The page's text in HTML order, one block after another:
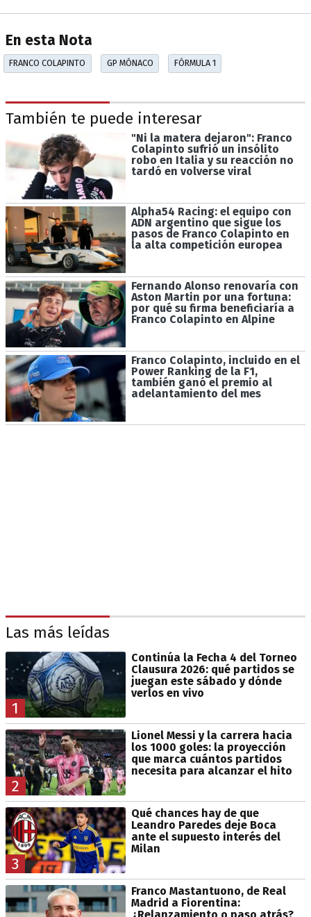
En esta Nota
FRANCO COLAPINTO GP MÓNACO FÓRMULA 1
También te puede interesar
"Ni la matera dejaron": Franco
Colapinto sufrió un insólito
robo en Italia y su reacción no
tardó en volverse viral
Alpha54 Racing: el equipo con
ADN argentino que sigue los
pasos de Franco Colapinto en
la alta competición europea
Fernando Alonso renovaría con
Aston Martin por una fortuna:
por qué su firma beneficiaría a
Franco Colapinto en Alpine
Franco Colapinto, incluido en el
Power Ranking de la F1,
también ganó el premio al
adelantamiento del mes
Las más leídas
1
Continúa la Fecha 4 del Torneo
Clausura 2026: qué partidos se
juegan este sábado y dónde
verlos en vivo
2
Lionel Messi y la carrera hacia
los 1000 goles: la proyección
que marca cuántos partidos
necesita para alcanzar el hito
3
Qué chances hay de que
Leandro Paredes deje Boca
ante el supuesto interés del
Milan
Franco Mastantuono, de Real
Madrid a Fiorentina: